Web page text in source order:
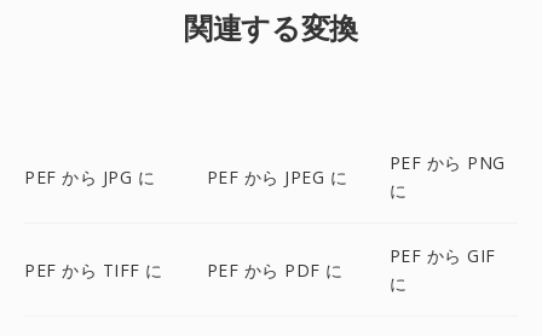
関連する変換
PEF から JPG に PEF から JPEG に
PEF から PNG
に
PEF から TIFF に PEF から PDF に
PEF から GIF
に